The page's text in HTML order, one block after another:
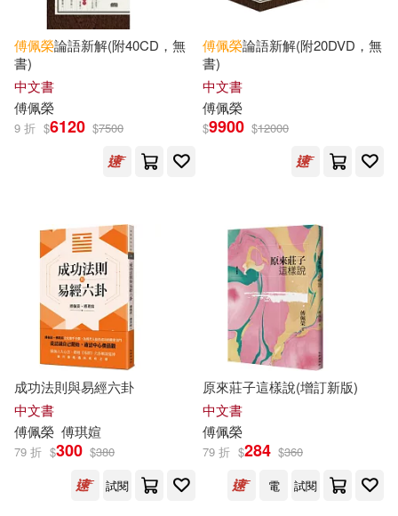
傅佩榮論語新解(附40CD，無
書)
中文書
傅佩榮
9 折 $6120 $7500
傅佩榮論語新解(附20DVD，無
書)
中文書
傅佩榮
$9900 $12000
成功法則與易經六卦
中文書
傅佩榮 傅琪媗
79 折 $300 $380
試閱
原來莊子這樣說(增訂新版)
中文書
傅佩榮
79 折 $284 $360
電
試閱